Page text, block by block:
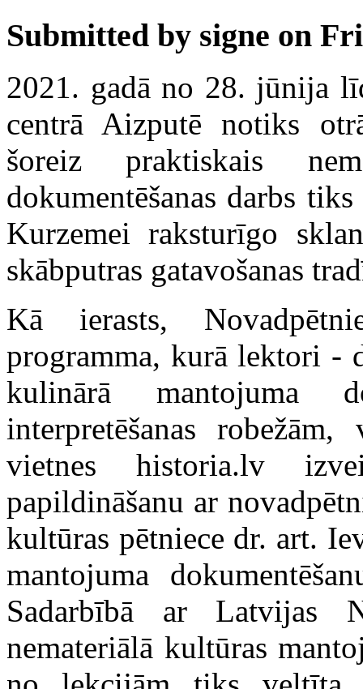
Submitted by signe on
2021. gadā no 28. jūnija
centrā Aizputēnotiks
šoreiz praktiskais
dokumentēšanas darbs
Kurzemei raksturīgo
skābputras gatavošanas
Kā ierasts,
programma, kurā lektori -
kulinārā mantojuma
interpretēšanas
vietnes historia.lv
papildināšanu ar
kultūras pētniece dr. art.
mantojuma
Sadarbībā ar Latvijas
nemateriālā kultūras